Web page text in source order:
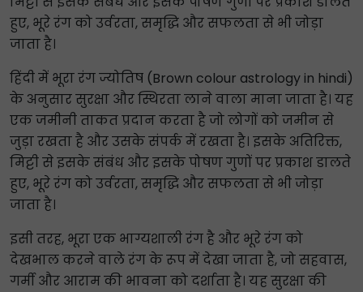
हुए, भूरे रंग को उर्वरता, समृद्धि और सफलता से भी जोड़ा
जाता है।
हिंदी में भूरा रंग ज्योतिष (Brown colour astrology in hindi)
के अनुसार सुरक्षा और स्थिरता लाने वाला माना जाता है। यह
एक जमीनी ताकत प्रदान करता है जो लोगों को जमीन से
जुड़ा रखता है और उसके संपर्क में रखता है। इसके अतिरिक्त,
मिट्टी से इसके संबंध और इसके पोषण गुणों पर प्रकाश डालते
हुए, भूरे रंग को उर्वरता, समृद्धि और सफलता से भी जोड़ा
जाता है।
इसी तरह, भूरा एक भाग्यशाली रंग है और भूरे रंग को
देखभाल करने वाले रंग के रूप में देखा जाता है, जो सहवास,
गर्मी और आराम की भावना को दर्शाता है। यह सुरक्षा की